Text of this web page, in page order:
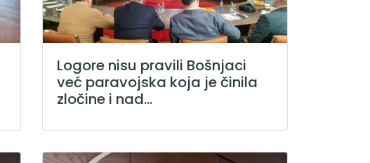
Logore nisu pravili Bošnjaci
već paravojska koja je činila
zločine i nad...